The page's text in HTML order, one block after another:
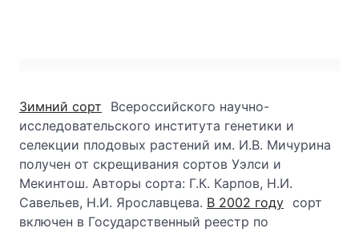
Зимний сорт
Всероссийского научно-
исследовательского института генетики и
селекции плодовых растений им. И.В. Мичурина
получен от скрещивания сортов Уэлси и
Мекинтош. Авторы сорта: Г.К. Карпов, Н.И.
Савельев, Н.И. Ярославцева. В 2002 году сорт
включен в Государственный реестр по